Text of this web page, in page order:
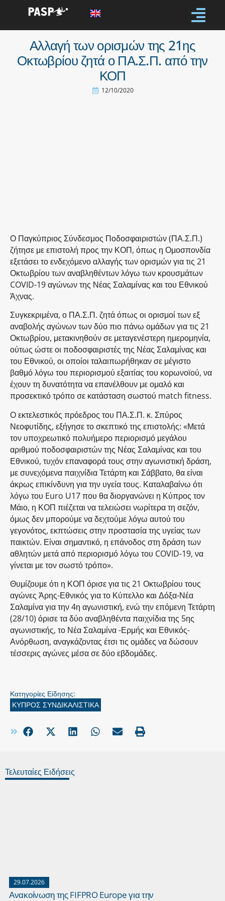
Αλλαγή των ορισμών της 21ης
Οκτωβρίου ζητά ο ΠΑ.Σ.Π. από την
ΚΟΠ
12/10/2020
Ο Παγκύπριος Σύνδεσμος Ποδοσφαιριστών (ΠΑ.Σ.Π.)
ζήτησε με επιστολή προς την ΚΟΠ, όπως η Ομοσπονδία
εξετάσει το ενδεχόμενο αλλαγής των ορισμών για τις 21
Οκτωβρίου των αναβληθέντων λόγω των κρουσμάτων
COVID-19 αγώνων της Νέας Σαλαμίνας και του Εθνικού
Άχνας.
Συγκεκριμένα, ο ΠΑ.Σ.Π. ζητά όπως οι ορισμοί των εξ
αναβολής αγώνων των δύο πιο πάνω ομάδων για τις 21
Οκτωβρίου, μετακινηθούν σε μεταγενέστερη ημερομηνία,
ούτως ώστε οι ποδοσφαιριστές της Νέας Σαλαμίνας και
του Εθνικού, οι οποίοι ταλαιπωρήθηκαν σε μέγιστο
βαθμό λόγω του περιορισμού εξαιτίας του κορωνοϊού, να
έχουν τη δυνατότητα να επανέλθουν με ομαλό και
προσεκτικό τρόπο σε κατάσταση σωστού match fitness.
Ο εκτελεστικός πρόεδρος του ΠΑ.Σ.Π. κ. Σπύρος
Νεοφυτίδης, εξήγησε το σκεπτικό της επιστολής: «Μετά
τον υποχρεωτικό πολυήμερο περιορισμό μεγάλου
αριθμού ποδοσφαιριστών της Νέας Σαλαμίνας και του
Εθνικού, τυχόν επαναφορά τους στην αγωνιστική δράση,
με συνεχόμενα παιχνίδια Τετάρτη και Σάββατο, θα είναι
άκρως επικίνδυνη για την υγεία τους. Καταλαβαίνω ότι
λόγω του Euro U17 που θα διοργανώνει η Κύπρος τον
Μάιο, η ΚΟΠ πιέζεται να τελειώσει νωρίτερα τη σεζόν,
όμως δεν μπορούμε να δεχτούμε λόγω αυτού του
γεγονότος, εκπτώσεις στην προστασία της υγείας των
παικτών. Είναι σημαντικό, η επάνοδος στη δράση των
αθλητών μετά από περιορισμό λόγω του COVID-19, να
γίνεται με τον σωστό τρόπο».
Θυμίζουμε ότι η ΚΟΠ όρισε για τις 21 Οκτωβρίου τους
αγώνες Άρης-Εθνικός για το Κύπελλο και Δόξα-Νέα
Σαλαμίνα για την 4η αγωνιστική, ενώ την επόμενη Τετάρτη
(28/10) όρισε τα δύο αναβληθέντα παιχνίδια της 5ης
αγωνιστικής, το Νέα Σαλαμίνα -Ερμής και Εθνικός-
Ανόρθωση, αναγκάζοντας έτσι τις ομάδες να δώσουν
τέσσερις αγώνες μέσα σε δύο εβδομάδες.
Κατηγορίες Είδησης:
ΚΥΠΡΟΣ ΣΥΝΔΙΚΑΛΙΣΤΙΚΑ
Τελευταίες Ειδήσεις
29.07.2026
Ανακοίνωση της FIFPRO Europe για την